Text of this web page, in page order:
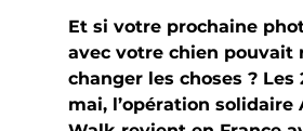
Et si votre prochaine
avec votre chien pouvait
changer les choses ? Les
mai, l’opération solidaire